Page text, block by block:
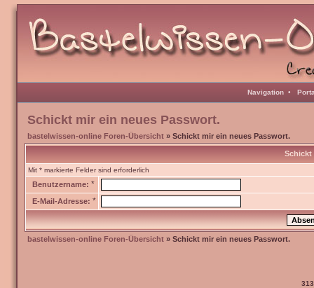
Navigation •
Schickt mir ein neues Passwort.
bastelwissen-online Foren-Übersicht » Schickt mir ein neues Passwort.
Schickt
Mit * markierte Felder sind erforderlich
Benutzername: *
E-Mail-Adresse: *
bastelwissen-online Foren-Übersicht » Schickt mir ein neues Passwort.